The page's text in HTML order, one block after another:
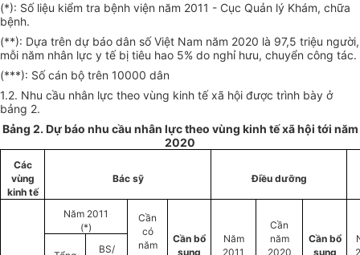
(*): Số liệu kiểm tra bệnh viện năm 2011 - Cục Quản lý Khám, chữa
bệnh.
(**): Dựa trên dự báo dân số Việt Nam năm 2020 là 97,5 triệu người,
mỗi năm nhân lực y tế bị tiêu hao 5% do nghỉ hưu, chuyển công tác.
(***): Số cán bộ trên 10000 dân
1.2. Nhu cầu nhân lực theo vùng kinh tế xã hội được trình bày ở
bảng 2.
Bảng 2. Dự báo nhu cầu nhân lực theo vùng kinh tế xã hội tới năm
2020
Các
vùng
kinh tế
Bác sỹ Điều dưỡng
Năm 2011
(*)
Cần
có
năm
Cần bổ
sung
Năm
2011
Cần
năm
2020
Cần bổ
sung
BS/